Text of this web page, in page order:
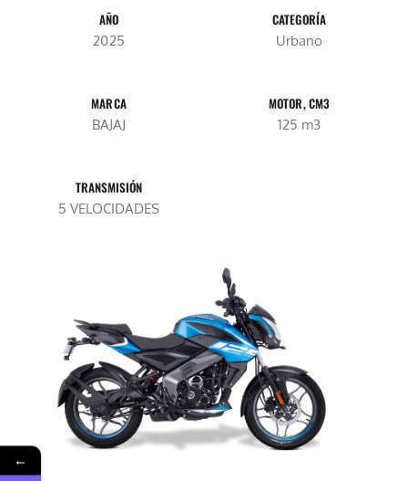
AÑO
2025
CATEGORÍA
Urbano
MARCA
BAJAJ
MOTOR, CM3
125 m3
TRANSMISIÓN
5 VELOCIDADES
←